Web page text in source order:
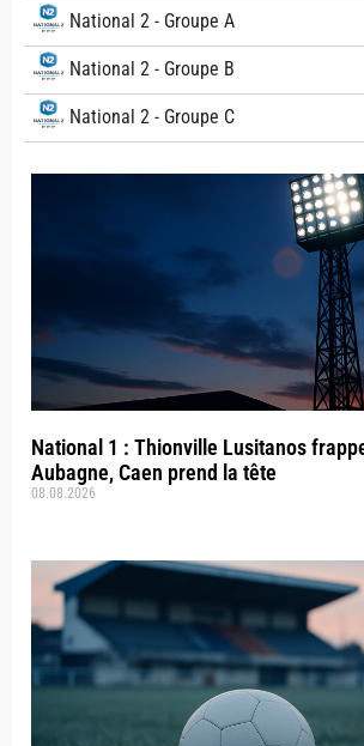
National 2 - Groupe A
National 2 - Groupe B
National 2 - Groupe C
National 1 : Thionville Lusitanos
Aubagne, Caen prend la tête
08.08.2026